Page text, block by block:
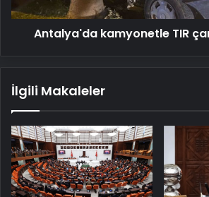
Antalya'da kamyonetle TIR
İlgili Makaleler